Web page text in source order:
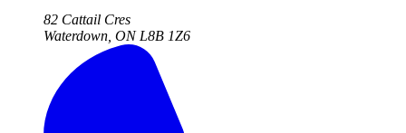
82 Cattail Cres
Waterdown, ONL8B 1Z6